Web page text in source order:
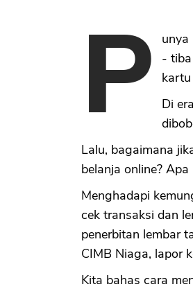
P
unya
-
Di
Lalu, bagaimana
belanja online?
Menghadapi
cek transaksi dan
penerbitan lembar
CIMB Niaga, lapor
Kita bahas cara